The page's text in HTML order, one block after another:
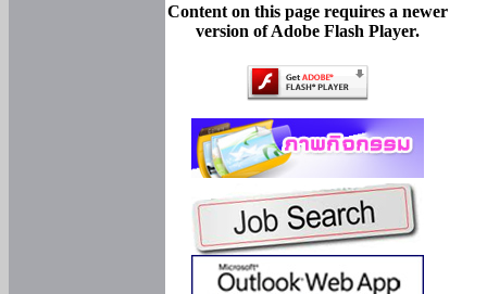
Content on this page requires a newer
version of Adobe Flash Player.